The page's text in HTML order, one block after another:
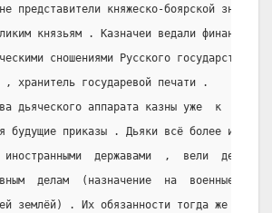
представители княжеско-боярской знати
князьям . Казначеи ведали
сношениями Русского государства
, хранитель государевой печати .
дьяческого аппарата казны уже  к
будущие приказы . Дьяки всё более и
иностранными  державами  ,  вели
делам  (назначение  на  военные
землёй) . Их обязанности тогда же